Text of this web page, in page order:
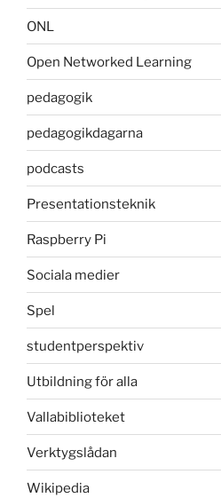
ONL
Open Networked Learning
pedagogik
pedagogikdagarna
podcasts
Presentationsteknik
Raspberry Pi
Sociala medier
Spel
studentperspektiv
Utbildning för alla
Vallabiblioteket
Verktygslådan
Wikipedia